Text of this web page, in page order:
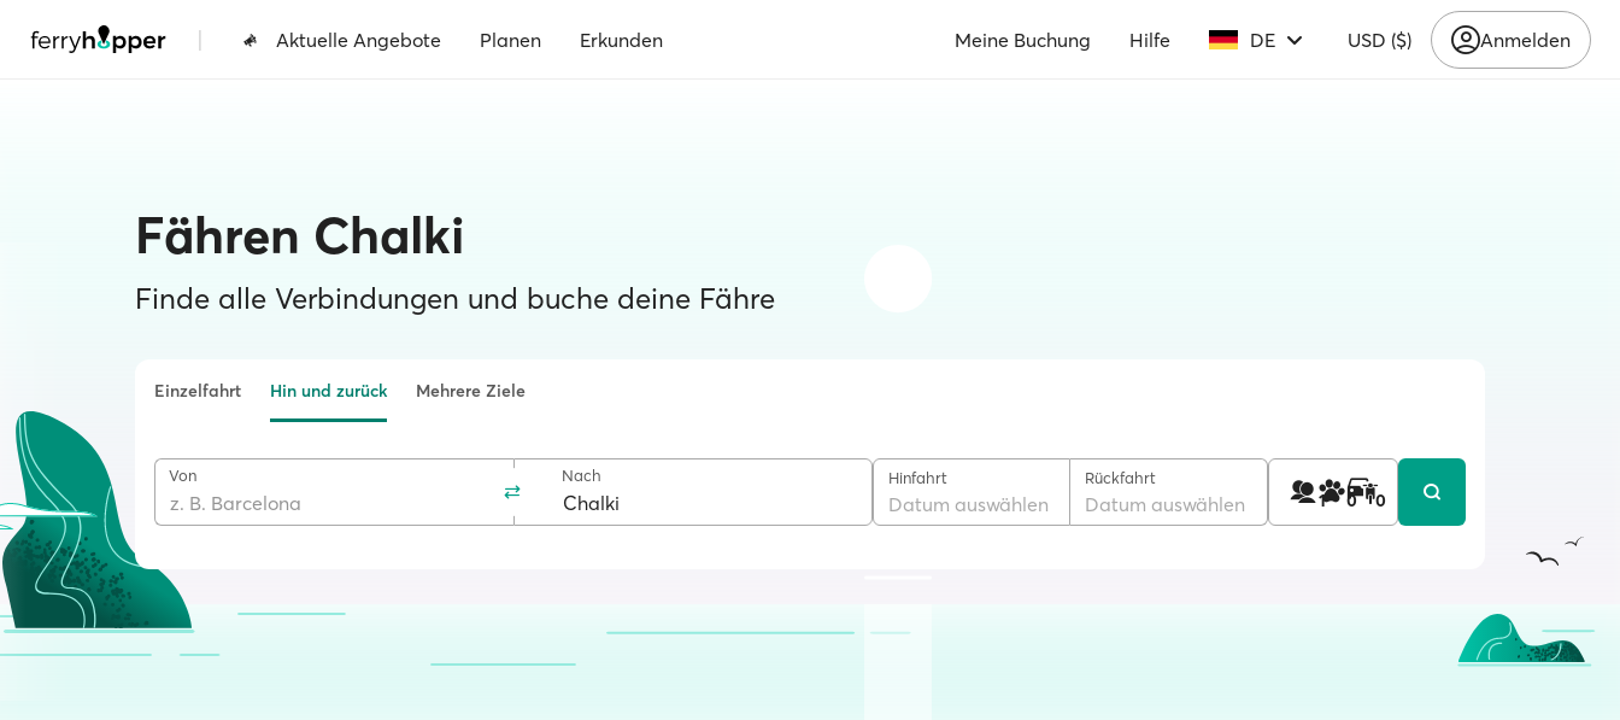
| Aktuelle Angebote Planen Erkunden Meine Buchung Hilfe DE USD ($) Anmelden
Fähren Chalki
Finde alle Verbindungen und buche deine Fähre
Einzelfahrt Hin und zurück Mehrere Ziele
Von Nach Hinfahrt
Datum auswählen
Rückfahrt
Datum auswählen 1 0 0